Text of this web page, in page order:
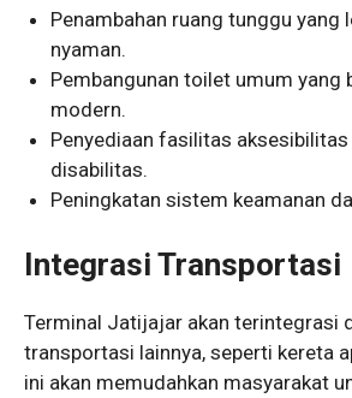
Penambahan ruang tunggu yang
nyaman.
Pembangunan toilet umum yang
modern.
Penyediaan fasilitas
disabilitas.
Peningkatan sistem keamanan
Integrasi Transportasi
Terminal Jatijajar akan terintegrasi
transportasi lainnya, seperti kereta
ini akan memudahkan masyarakat